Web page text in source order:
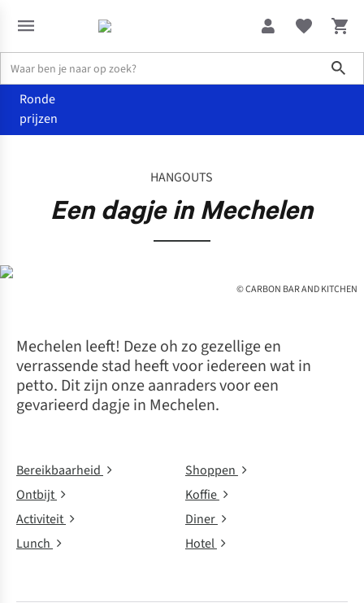
Ronde
prijzen
HANGOUTS
Een dagje in Mechelen
© CARBON BAR AND KITCHEN
Mechelen leeft! Deze oh zo gezellige en
verrassende stad heeft voor iedereen wat in
petto. Dit zijn onze aanraders voor een
gevarieerd dagje in Mechelen.
Bereikbaarheid
Ontbijt
Activiteit
Lunch
Shoppen
Koffie
Diner
Hotel